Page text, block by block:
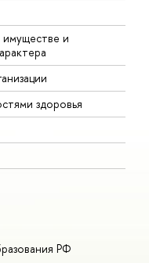
и
здоровья
РФ